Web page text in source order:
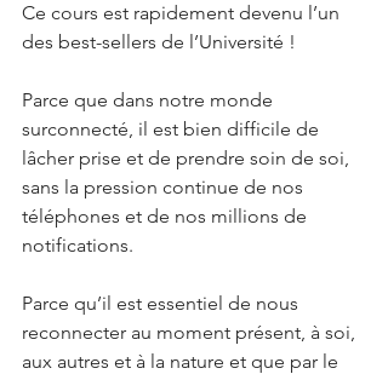
Ce cours est rapidement devenu l’un
des best-sellers de l’Université !
Parce que dans notre monde
surconnecté, il est bien difficile de
lâcher prise et de prendre soin de soi,
sans la pression continue de nos
téléphones et de nos millions de
notifications.
Parce qu’il est essentiel de nous
reconnecter au moment présent, à soi,
aux autres et à la nature et que par le